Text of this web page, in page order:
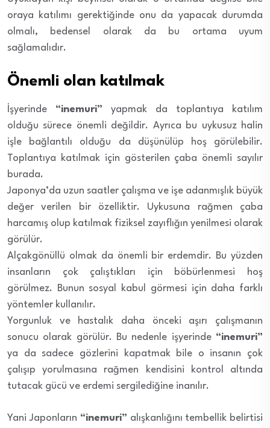
oraya katılımı gerektiğinde onu da yapacak durumda
olmalı, bedensel olarak da bu ortama uyum
sağlamalıdır.
Önemli olan katılmak
İşyerinde “inemuri” yapmak da toplantıya katılım
olduğu sürece önemli değildir. Ayrıca bu uykusuz halin
işle bağlantılı olduğu da düşünülüp hoş görülebilir.
Toplantıya katılmak için gösterilen çaba önemli sayılır
burada.
Japonya’da uzun saatler çalışma ve işe adanmışlık büyük
değer verilen bir özelliktir. Uykusuna rağmen çaba
harcamış olup katılmak fiziksel zayıflığın yenilmesi olarak
görülür.
Alçakgönüllü olmak da önemli bir erdemdir. Bu yüzden
insanların çok çalıştıkları için böbürlenmesi hoş
görülmez. Bunun sosyal kabul görmesi için daha farklı
yöntemler kullanılır.
Yorgunluk ve hastalık daha önceki aşırı çalışmanın
sonucu olarak görülür. Bu nedenle işyerinde “inemuri”
ya da sadece gözlerini kapatmak bile o insanın çok
çalışıp yorulmasına rağmen kendisini kontrol altında
tutacak gücü ve erdemi sergilediğine inanılır.
Yani Japonların “inemuri” alışkanlığını tembellik belirtisi